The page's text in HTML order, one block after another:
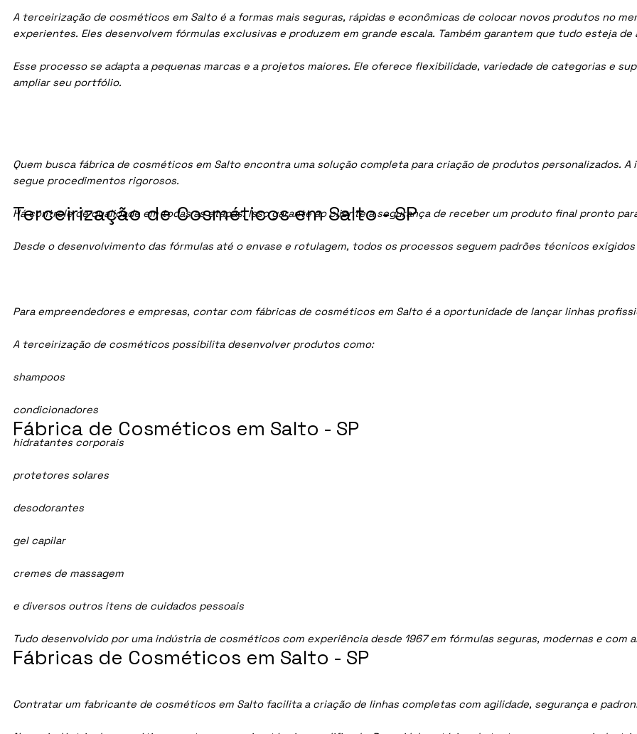
A terceirização de cosméticos em Salto é a formas mais seguras, rápidas e econômicas de colocar novos produtos no
experientes. Eles desenvolvem fórmulas exclusivas e produzem em grande escala. Também garantem que tudo esteja de
Esse processo se adapta a pequenas marcas e a projetos maiores. Ele oferece flexibilidade, variedade de categorias e
ampliar seu portfólio.
Quem busca fábrica de cosméticos em Salto encontra uma solução completa para criação de produtos personalizados.
segue procedimentos rigorosos.
Há controle de qualidade em todas as etapas. Isso garante ao cliente a segurança de receber um produto final pronto
Desde o desenvolvimento das fórmulas até o envase e rotulagem, todos os processos seguem padrões técnicos
Para empreendedores e empresas, contar com fábricas de cosméticos em Salto é a oportunidade de lançar linhas
A terceirização de cosméticos possibilita desenvolver produtos como:
shampoos
condicionadores
hidratantes corporais
protetores solares
desodorantes
gel capilar
cremes de massagem
e diversos outros itens de cuidados pessoais
Tudo desenvolvido por uma indústria de cosméticos com experiência desde 1967 em fórmulas seguras, modernas e com
Contratar um fabricante de cosméticos em Salto facilita a criação de linhas completas com agilidade, segurança e
Fábrica de Cosméticos em Salto - SP
Terceirização de Cosméticos em Salto - SP
Fábricas de Cosméticos em Salto - SP